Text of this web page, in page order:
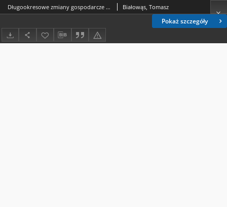
Pokaż szczegóły
Długookresowe zmiany gospodarcze w Chinach jako czynnik ekspansji na rynki światowe Białowąs, Tomasz